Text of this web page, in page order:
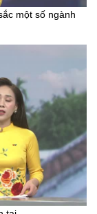
một số ngành